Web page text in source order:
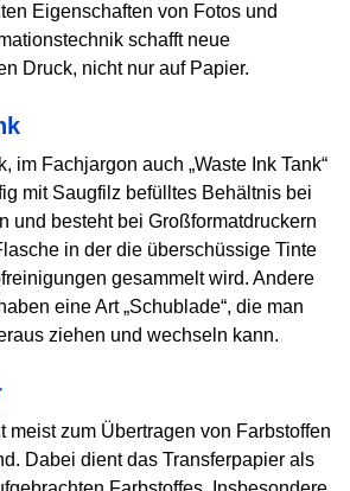
Eigenschaften von Fotos und
schafft neue
Druck, nicht nur auf Papier.
im Fachjargon auch „Waste Ink Tank“
mit Saugfilz befülltes Behältnis bei
und besteht bei Großformatdruckern
in der die überschüssige Tinte
gesammelt wird. Andere
eine Art „Schublade“, die man
ziehen und wechseln kann.
meist zum Übertragen von Farbstoffen
Dabei dient das Transferpapier als